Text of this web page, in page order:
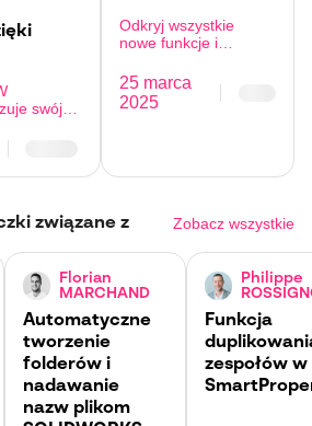
swój
Odkryj wszystkie
nowe funkcje i
myCADtools na rok
2025.
25 marca
2025
związane z Zobacz wszystkie
Florian
MARCHAND
Automatyczne
tworzenie
folderów i
nadawanie
nazw plikom
Philippe
Funkcja
zespołów w